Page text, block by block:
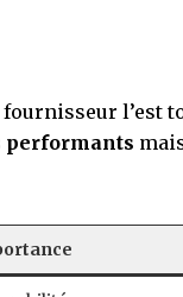
l’est
performants